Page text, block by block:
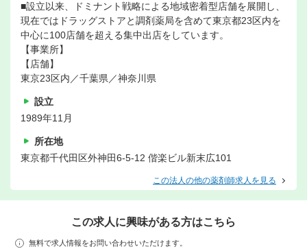
■設立以来、ドミナント戦略による地域密着型店舗を展開し、
現在ではドラッグストアと調剤薬局を含めて東京都23区内を
中心に100店舗を超える集中出店をしています。
【事業所】
【店舗】
東京23区内／千葉県／神奈川県
設立
1989年11月
所在地
東京都千代田区外神田6-5-12 偕楽ビル新末広101
この法人の他の薬剤師求人を見る
この求人に興味がある方はこちら
無料で求人情報をお問い合わせいただけます。